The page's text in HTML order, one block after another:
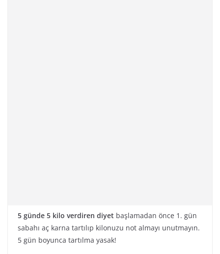
5 günde 5 kilo verdiren diyet başlamadan önce 1. gün
sabahı aç karna tartılıp kilonuzu not almayı unutmayın.
5 gün boyunca tartılma yasak!